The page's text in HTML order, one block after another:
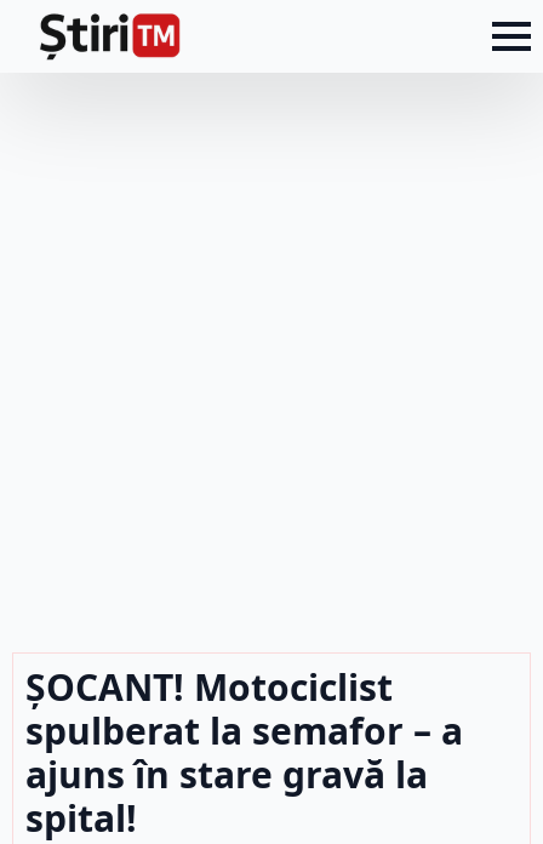
ȘOCANT! Motociclist
spulberat la semafor – a
ajuns în stare gravă la
spital!